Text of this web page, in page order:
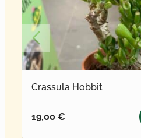
Crassula Hobbit
19,00 €